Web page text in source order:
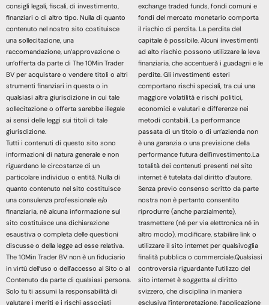
consigli legali, fiscali, di investimento,
finanziari o di altro tipo. Nulla di quanto
contenuto nel nostro sito costituisce
una sollecitazione, una
raccomandazione, un’approvazione o
un’offerta da parte di The 10Min Trader
BV per acquistare o vendere titoli o altri
strumenti finanziari in questa o in
qualsiasi altra giurisdizione in cui tale
sollecitazione o offerta sarebbe illegale
ai sensi delle leggi sui titoli di tale
giurisdizione.
Tutti i contenuti di questo sito sono
informazioni di natura generale e non
riguardano le circostanze di un
particolare individuo o entità. Nulla di
quanto contenuto nel sito costituisce
una consulenza professionale e/o
finanziaria, né alcuna informazione sul
sito costituisce una dichiarazione
esaustiva o completa delle questioni
discusse o della legge ad esse relativa.
The 10Min Trader BV non è un fiduciario
in virtù dell’uso o dell’accesso al Sito o al
Contenuto da parte di qualsiasi persona.
Solo tu ti assumi la responsabilità di
valutare i meriti e i rischi associati
exchange traded funds, fondi comuni e
fondi del mercato monetario comporta
il rischio di perdita. La perdita del
capitale è possibile. Alcuni investimenti
ad alto rischio possono utilizzare la leva
finanziaria, che accentuerà i guadagni e le
perdite. Gli investimenti esteri
comportano rischi speciali, tra cui una
maggiore volatilità e rischi politici,
economici e valutari e differenze nei
metodi contabili. La performance
passata di un titolo o di un’azienda non
è una garanzia o una previsione della
performance futura dell’investimento.La
totalità dei contenuti presenti nel sito
internet è tutelata dal diritto d’autore.
Senza previo consenso scritto da parte
nostra non è pertanto consentito
riprodurre (anche parzialmente),
trasmettere (né per via elettronica né in
altro modo), modificare, stabilire link o
utilizzare il sito internet per qualsivoglia
finalità pubblica o commerciale.Qualsiasi
controversia riguardante l’utilizzo del
sito internet è soggetta al diritto
svizzero, che disciplina in maniera
esclusiva l’interpretazione, l’applicazione